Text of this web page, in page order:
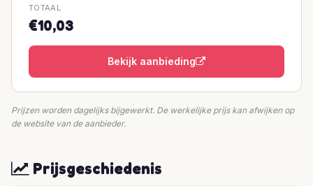
TOTAAL
€10,03
Bekijk aanbieding
Prijzen worden dagelijks bijgewerkt. De werkelijke prijs kan afwijken op
de website van de aanbieder.
Prijsgeschiedenis